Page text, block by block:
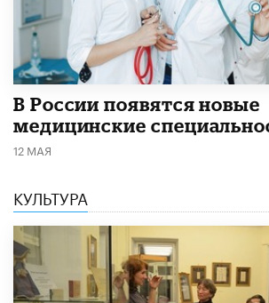
В России появятся новые
медицинские
12 МАЯ
КУЛЬТУРА